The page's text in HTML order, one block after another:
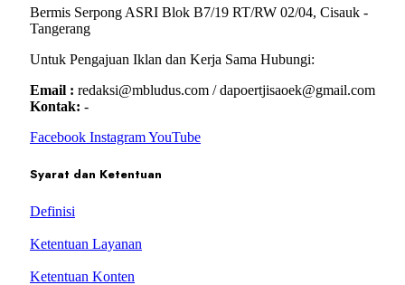
Bermis Serpong ASRI Blok B7/19 RT/RW 02/04, Cisauk -
Tangerang
Untuk Pengajuan Iklan dan Kerja Sama Hubungi:
Email : redaksi@mbludus.com / dapoertjisaoek@gmail.com
Kontak: -
Facebook InstagramYouTube
Syarat dan Ketentuan
Definisi
Ketentuan Layanan
Ketentuan Konten